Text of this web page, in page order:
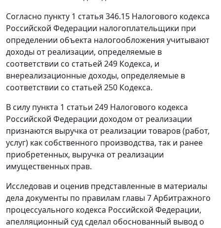
Согласно пункту 1 статья 346.15 Налогового кодекса
Российской Федерации налогоплательщики при
определении объекта налогообложения учитывают
доходы от реализации, определяемые в
соответствии со статьей 249 Кодекса, и
внереализационные доходы, определяемые в
соответствии со статьей 250 Кодекса.
В силу пункта 1 статьи 249 Налогового кодекса
Российской Федерации доходом от реализации
признаются выручка от реализации товаров (работ,
услуг) как собственного производства, так и ранее
приобретенных, выручка от реализации
имущественных прав.
Исследовав и оценив представленные в материалы
дела документы по правилам главы 7Арбитражного
процессуального кодекса Российской Федерации,
апелляционный суд сделал обоснованный вывод о